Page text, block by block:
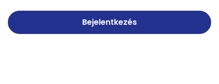
Bejelentkezés